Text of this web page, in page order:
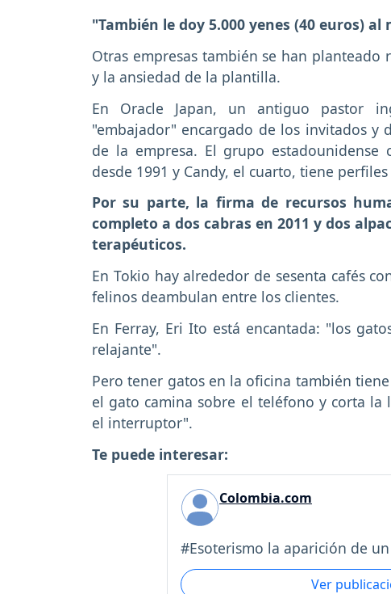
"También le doy 5.000 yenes (40 euros)
Otras empresas también se han
y la ansiedad de la plantilla.
En Oracle Japan, un antiguo pastor
"embajador" encargado de los invitados y
de la empresa. El grupo
desde 1991 y Candy, el cuarto, tiene
Por su parte, la firma de recursos
completo a dos cabras en 2011 y dos
terapéuticos.
En Tokio hay alrededor de sesenta cafés
felinos deambulan entre los clientes.
En Ferray, Eri Ito está encantada: "los
relajante".
Pero tener gatos en la oficina también
el gato camina sobre el teléfono y corta
el interruptor".
Te puede interesar:
Colombia.com
#Esoterismo la aparición de
Ver